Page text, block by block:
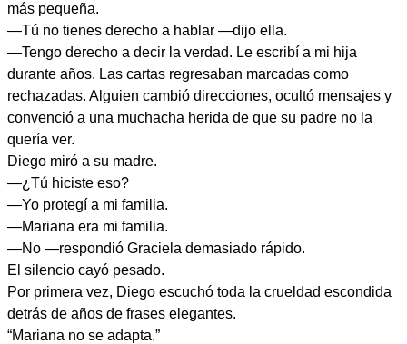
más pequeña.
—Tú no tienes derecho a hablar —dijo ella.
—Tengo derecho a decir la verdad. Le escribí a mi hija
durante años. Las cartas regresaban marcadas como
rechazadas. Alguien cambió direcciones, ocultó mensajes y
convenció a una muchacha herida de que su padre no la
quería ver.
Diego miró a su madre.
—¿Tú hiciste eso?
—Yo protegí a mi familia.
—Mariana era mi familia.
—No —respondió Graciela demasiado rápido.
El silencio cayó pesado.
Por primera vez, Diego escuchó toda la crueldad escondida
detrás de años de frases elegantes.
“Mariana no se adapta.”